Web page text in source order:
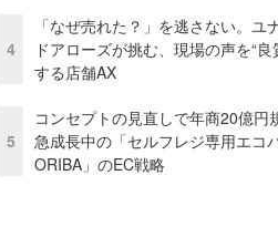
4
「なぜ売れた？」を逃さない。ユ
ドアローズが挑む、現場の声を“良
する店舗AX
5
コンセプトの見直しで年商20億円
急成長中の「セルフレジ専用エコ
ORIBA」のEC戦略